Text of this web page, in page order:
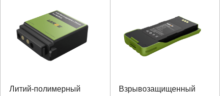
Литий-полимерный
Взрывозащищенный